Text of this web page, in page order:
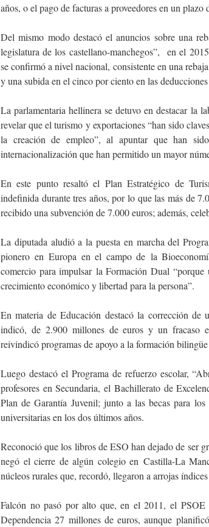
años, o el pago de facturas a proveedores en un plazo
Del mismo modo destacó el anuncios sobre una
legislatura de los castellano-manchegos”, en el
se confirmó a nivel nacional, consistente en una
y una subida en el cinco por ciento en las
La parlamentaria hellinera se detuvo en destacar la
revelar que el turismo y exportaciones “han sido
la creación de empleo”, al apuntar que han
internacionalización que han permitido un mayor
En este punto resaltó el Plan Estratégico de
indefinida durante tres años, por lo que las más de
recibido una subvención de 7.000 euros; además,
La diputada aludió a la puesta en marcha del
pionero en Europa en el campo de la
comercio para impulsar la Formación Dual “porque
crecimiento económico y libertad para la persona”.
En materia de Educación destacó la corrección de
indicó, de 2.900 millones de euros y un fracaso
reivindicó programas de apoyo a la formación
Luego destacó el Programa de refuerzo escolar,
profesores en Secundaria, el Bachillerato de
Plan de Garantía Juvenil; junto a las becas para
universitarias en los dos últimos años.
Reconoció que los libros de ESO han dejado de ser
negó el cierre de algún colegio en Castilla-La
núcleos rurales que, recordó, llegaron a arrojas
Falcón no pasó por alto que, en el 2011, el
Dependencia 27 millones de euros, aunque